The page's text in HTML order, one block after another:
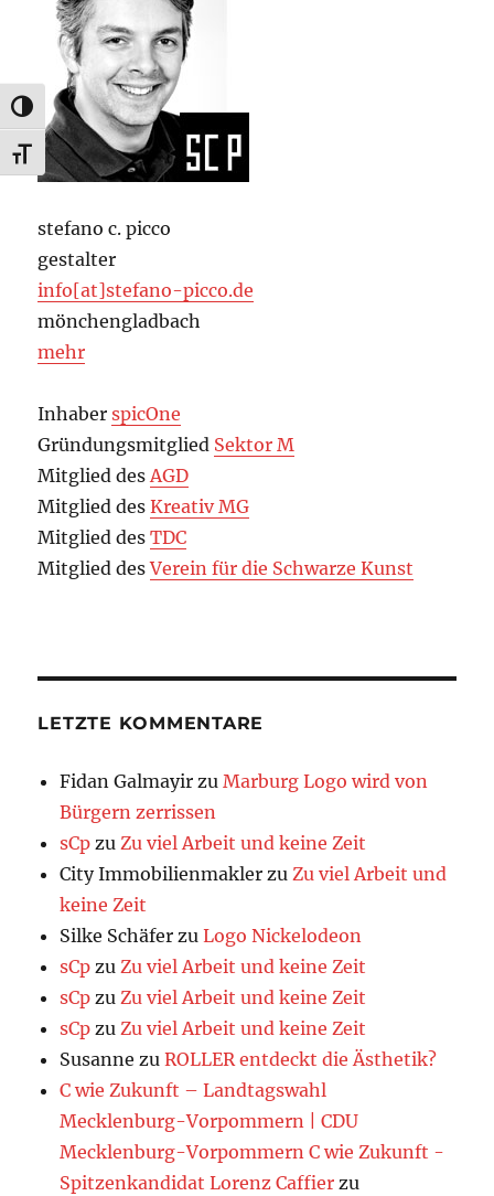
UMSCHALTEN AUF HOHE KONTRASTE
SCHRIFT VERGRÖSSERN
stefano c. picco
gestalter
info[at]stefano-picco.de
mönchengladbach
mehr
InhaberspicOne
Gründungsmitglied Sektor M
Mitglied desAGD
Mitglied desKreativ MG
Mitglied desTDC
Mitglied desVerein für die Schwarze Kunst
LETZTE KOMMENTARE
Fidan Galmayir zuMarburg Logo wird von
Bürgern zerrissen
sCp zuZu viel Arbeit und keine Zeit
City Immobilienmakler zuZu viel Arbeit und
keine Zeit
Silke Schäfer zuLogo Nickelodeon
sCp zuZu viel Arbeit und keine Zeit
sCp zuZu viel Arbeit und keine Zeit
sCp zuZu viel Arbeit und keine Zeit
Susanne zuROLLER entdeckt die Ästhetik?
C wie Zukunft – Landtagswahl
Mecklenburg-Vorpommern | CDU
Mecklenburg-Vorpommern C wie Zukunft -
Spitzenkandidat Lorenz Caffier zu